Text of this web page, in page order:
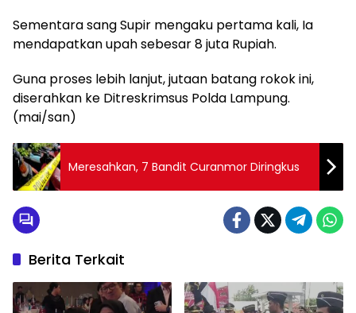
Sementara sang Supir mengaku pertama kali, Ia
mendapatkan upah sebesar 8 juta Rupiah.
Guna proses lebih lanjut, jutaan batang rokok ini,
diserahkan ke Ditreskrimsus Polda Lampung.
(mai/san)
Meresahkan, 7 Bandit Curanmor Diringkus
Berita Terkait